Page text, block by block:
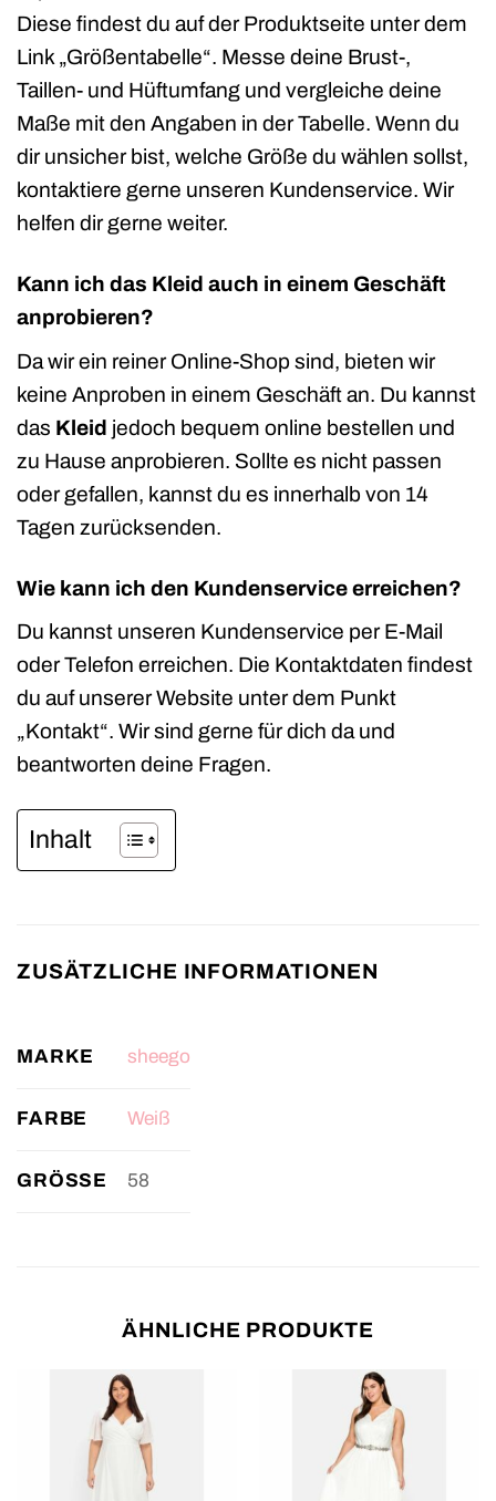
Diese findest du auf der Produktseite unter dem
Link „Größentabelle“. Messe deine Brust-,
Taillen- und Hüftumfang und vergleiche deine
Maße mit den Angaben in der Tabelle. Wenn du
dir unsicher bist, welche Größe du wählen sollst,
kontaktiere gerne unseren Kundenservice. Wir
helfen dir gerne weiter.
Kann ich das Kleid auch in einem Geschäft
anprobieren?
Da wir ein reiner Online-Shop sind, bieten wir
keine Anproben in einem Geschäft an. Du kannst
das Kleid jedoch bequem online bestellen und
zu Hause anprobieren. Sollte es nicht passen
oder gefallen, kannst du es innerhalb von 14
Tagen zurücksenden.
Wie kann ich den Kundenservice erreichen?
Du kannst unseren Kundenservice per E-Mail
oder Telefon erreichen. Die Kontaktdaten findest
du auf unserer Website unter dem Punkt
„Kontakt“. Wir sind gerne für dich da und
beantworten deine Fragen.
Inhalt
ZUSÄTZLICHE INFORMATIONEN
MARKE sheego
FARBE Weiß
GRÖSSE 58
ÄHNLICHE PRODUKTE